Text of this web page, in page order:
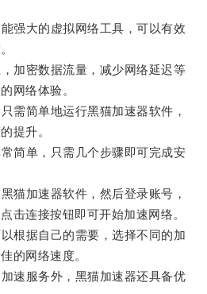
大的虚拟网络工具，可以有效
密数据流量，减少网络延迟等
网络体验。
简单地运行黑猫加速器软件，
提升。
单，只需几个步骤即可完成安
加速器软件，然后登录账号，
击连接按钮即可开始加速网络。
据自己的需要，选择不同的加
的网络速度。
服务外，黑猫加速器还具备优